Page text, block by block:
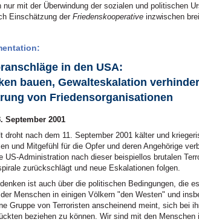
nur mit der Überwindung der sozialen und politischen
Einschätzung der Friedenskooperative inzwischen
in den USA:
bauen, Gewalteskalation
von Friedensorganisationen
September 2001
droht nach dem 11. September 2001 kälter und
und Mitgefühl für die Opfer und deren Angehörige
US-Administration nach dieser beispiellos brutalen
zurückschlägt und neue Eskalationen folgen.
ist auch über die politischen Bedingungen, die
Menschen in einigen Völkern "den Westen" und
Gruppe von Terroristen anscheinend meint, sich bei
beziehen zu können. Wir sind mit den